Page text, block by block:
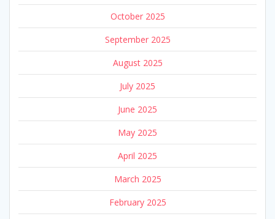
October 2025
September 2025
August 2025
July 2025
June 2025
May 2025
April 2025
March 2025
February 2025